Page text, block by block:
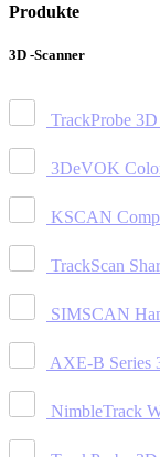
Produkte
3D -Scanner
TrackProbe
3DeVOK
KSCAN
TrackScan
SIMSCAN
AXE-B Series
NimbleTrack